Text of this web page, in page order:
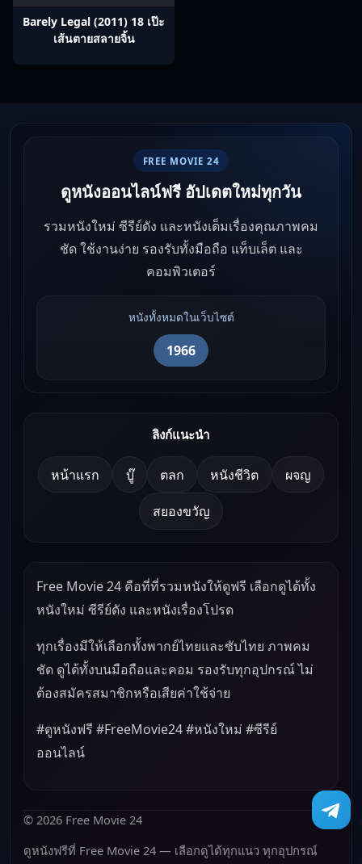
Barely Legal (2011) 18 เป๊ะ
เส้นตายสลายจิ้น
FREE MOVIE 24
ดูหนังออนไลน์ฟรี อัปเดตใหม่ทุกวัน
รวมหนังใหม่ ซีรีย์ดัง และหนังเต็มเรื่องคุณภาพคม
ชัด ใช้งานง่าย รองรับทั้งมือถือ แท็บเล็ต และ
คอมพิวเตอร์
หนังทั้งหมดในเว็บไซต์
1966
ลิงก์แนะนำ
หน้าแรก บู๊ ตลก หนังชีวิต ผจญ
สยองขวัญ
Free Movie 24 คือที่ที่รวมหนังให้ดูฟรี เลือกดูได้ทั้ง
หนังใหม่ ซีรีย์ดัง และหนังเรื่องโปรด
ทุกเรื่องมีให้เลือกทั้งพากย์ไทยและซับไทย ภาพคม
ชัด ดูได้ทั้งบนมือถือและคอม รองรับทุกอุปกรณ์ ไม่
ต้องสมัครสมาชิกหรือเสียค่าใช้จ่าย
#ดูหนังฟรี #FreeMovie24 #หนังใหม่ #ซีรีย์
ออนไลน์
© 2026 Free Movie 24
ดูหนังฟรีที่ Free Movie 24 — เลือกดูได้ทุกแนว ทุกอุปกรณ์